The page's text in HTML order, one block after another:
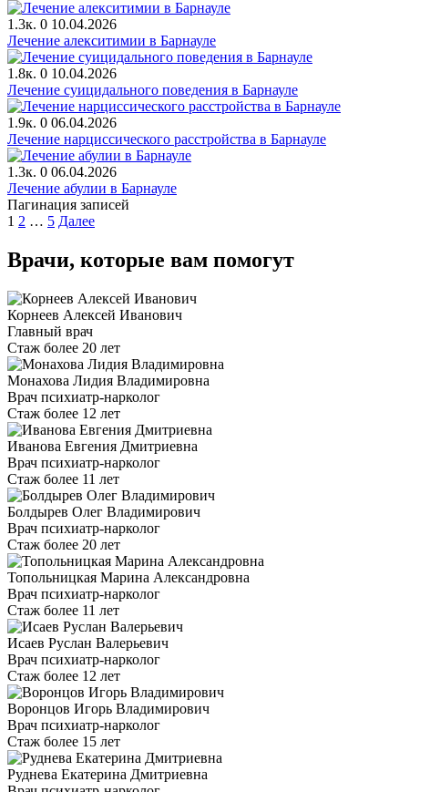
1.3к. 0 10.04.2026
Лечение алекситимии в Барнауле
1.8к. 0 10.04.2026
Лечение суицидального поведения в Барнауле
1.9к. 0 06.04.2026
Лечение нарциссического расстройства в Барнауле
1.3к. 0 06.04.2026
Лечение абулии в Барнауле
Пагинация записей
1 2 … 5 Далее
Врачи, которые вам помогут
Корнеев Алексей Иванович
Главный врач
Стаж более 20 лет
Монахова Лидия Владимировна
Врач психиатр-нарколог
Стаж более 12 лет
Иванова Евгения Дмитриевна
Врач психиатр-нарколог
Стаж более 11 лет
Болдырев Олег Владимирович
Врач психиатр-нарколог
Стаж более 20 лет
Топольницкая Марина Александровна
Врач психиатр-нарколог
Стаж более 11 лет
Исаев Руслан Валерьевич
Врач психиатр-нарколог
Стаж более 12 лет
Воронцов Игорь Владимирович
Врач психиатр-нарколог
Стаж более 15 лет
Руднева Екатерина Дмитриевна